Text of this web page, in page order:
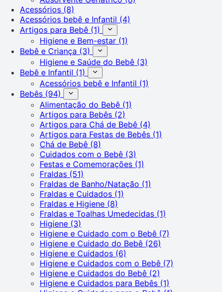
Acessórios (8)
Acessórios bebê e Infantil (4)
Artigos para Bebê (1)
Higiene e Bem-estar (1)
Bebê e Criança (3)
Higiene e Saúde do Bebê (3)
Bebê e Infantil (1)
Acessórios bebê e Infantil (1)
Bebês (94)
Alimentação do Bebê (1)
Artigos para Bebês (2)
Artigos para Chá de Bebê (4)
Artigos para Festas de Bebês (1)
Chá de Bebê (8)
Cuidados com o Bebê (3)
Festas e Comemorações (1)
Fraldas (51)
Fraldas de Banho/Natação (1)
Fraldas e Cuidados (1)
Fraldas e Higiene (8)
Fraldas e Toalhas Umedecidas (1)
Higiene (3)
Higiene e Cuidado com o Bebê (7)
Higiene e Cuidado do Bebê (26)
Higiene e Cuidados (6)
Higiene e Cuidados com o Bebê (7)
Higiene e Cuidados do Bebê (2)
Higiene e Cuidados para Bebês (1)